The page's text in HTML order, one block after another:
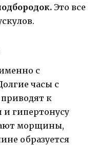
Это все
с
часы с
к
гипертонусу
морщины,
образуется